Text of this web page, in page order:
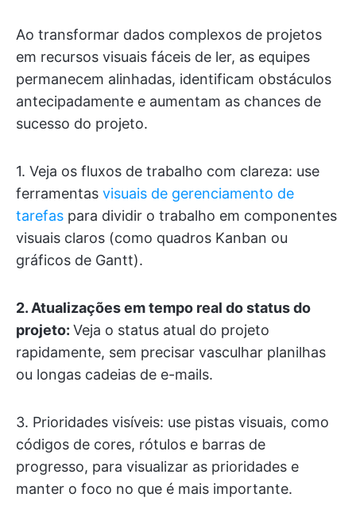
Ao transformar dados complexos de projetos
em recursos visuais fáceis de ler, as equipes
permanecem alinhadas, identificam obstáculos
antecipadamente e aumentam as chances de
sucesso do projeto.
1. Veja os fluxos de trabalho com clareza: use
ferramentas visuais de gerenciamento de
tarefas para dividir o trabalho em componentes
visuais claros (como quadros Kanban ou
gráficos de Gantt).
2. Atualizações em tempo real do status do
projeto: Veja o status atual do projeto
rapidamente, sem precisar vasculhar planilhas
ou longas cadeias de e-mails.
3. Prioridades visíveis: use pistas visuais, como
códigos de cores, rótulos e barras de
progresso, para visualizar as prioridades e
manter o foco no que é mais importante.